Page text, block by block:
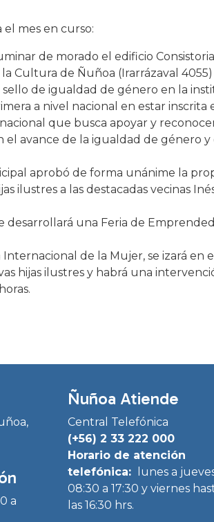
el mes en curso:
de morado el edificio
la Cultura de Ñuñoa (Irarrázaval
de igualdad de género en la
a nivel nacional en estar inscrita
que busca apoyar y
avance de la igualdad de género y
aprobó de forma unánime la
ilustres a las destacadas vecinas
desarrollará una Feria de
de la Mujer, se izará en
hijas ilustres y habrá una
a
Ñuñoa Atiende
Central Telefónica
(+56) 2 33 222 000
Horario de atención
telefónica:
lunes a
08:30 a 17:30 y viernes
las 16:30 hrs.